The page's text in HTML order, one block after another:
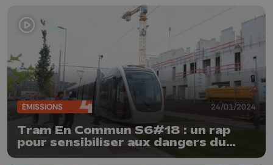
ÉMISSIONS 24/01/2024
Tram En Commun S6#18 : un rap
pour sensibiliser aux dangers du
tram